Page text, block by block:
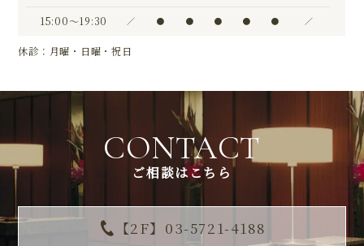
15:00〜19:30 ／ ● ● ● ● ● ／
休診：月曜・日曜・祝日
CONTACT
ご相談はこちら
【2F】03-5721-4188